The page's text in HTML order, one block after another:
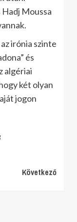
Hadj Moussa
irónia szinte
és
algériai
két olyan
jogon
Következő